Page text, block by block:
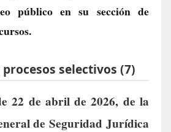
públicoen su sección de
selectivos (7)
22 de abril de 2026, de la
de Seguridad Jurídica